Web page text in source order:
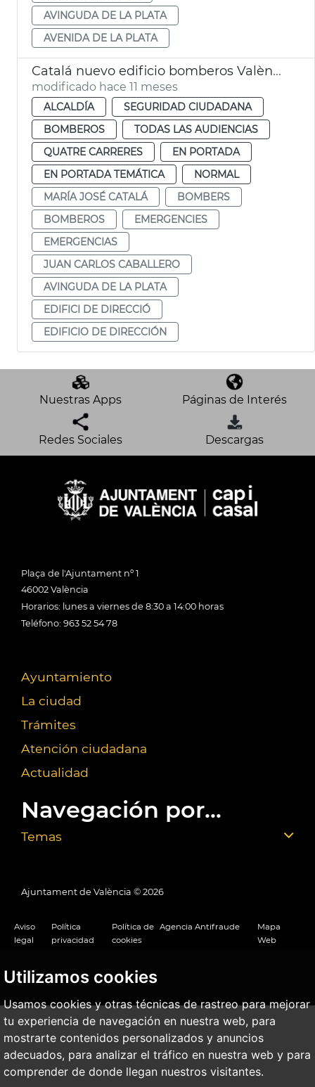
Utilizamos cookies
Usamos cookies y otras técnicas de rastreo para mejorar
tu experiencia de navegación en nuestra web, para
mostrarte contenidos personalizados y anuncios
adecuados, para analizar el tráfico en nuestra web y para
comprender de donde llegan nuestros visitantes.
AVINGUDA DE LA PLATA
AVENIDA DE LA PLATA
Catalá nuevo edificio bomberos València
modificado hace 11 meses
ALCALDÍA
SEGURIDAD CIUDADANA
BOMBEROS
TODAS LAS AUDIENCIAS
QUATRE CARRERES
EN PORTADA
EN PORTADA TEMÁTICA
NORMAL
MARÍA JOSÉ CATALÁ
BOMBERS
BOMBEROS
EMERGENCIES
EMERGENCIAS
JUAN CARLOS CABALLERO
AVINGUDA DE LA PLATA
EDIFICI DE DIRECCIÓ
EDIFICIO DE DIRECCIÓN
Nuestras Apps Páginas de Interés
Redes Sociales Descargas
Plaça de l'Ajuntament nº 1
46002 València
Horarios: lunes a viernes de 8:30 a 14:00 horas
Teléfono: 963 52 54 78
Ayuntamiento
La ciudad
Trámites
Atención ciudadana
Actualidad
Navegación por...
Temas
Ajuntament de València © 2026
Aviso
legal
Política
privacidad
Política de
cookies
Agencia Antifraude
Mapa
Web